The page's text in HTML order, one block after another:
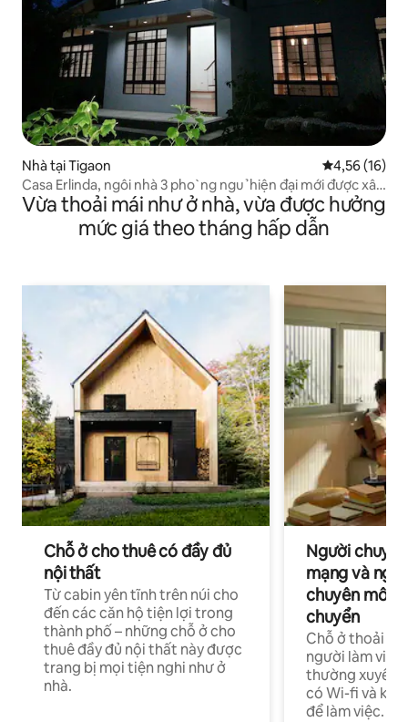
Nhà tại Tigaon Xếp hạng
4,56 (16)
Casa Erlinda, ngôi nhà 3 pho ̀ ng ngu ̉ hiện đại mới được xây
dựng cho 8 người!
Vừa thoải mái như ở nhà, vừa được hưởng
mức giá theo tháng hấp dẫn
Chỗ ở cho thuê có đầy đủ
nội thất
Từ cabin yên tĩnh trên núi cho
đến các căn hộ tiện lợi trong
thành phố – những chỗ ở cho
thuê đầy đủ nội thất này được
trang bị mọi tiện nghi như ở
nhà.
Người
mạng và
chuyên môn
chuyển
Chỗ ở thoải
người làm việc
thường xuyên
có Wi-fi và
để làm việc.